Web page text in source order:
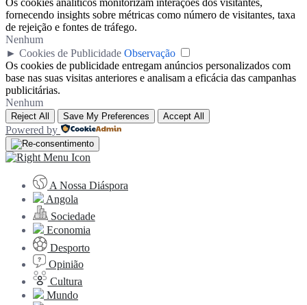
Os cookies analíticos monitorizam interações dos visitantes,
fornecendo insights sobre métricas como número de visitantes, taxa
de rejeição e fontes de tráfego.
Nenhum
► Cookies de Publicidade Observação
Os cookies de publicidade entregam anúncios personalizados com
base nas suas visitas anteriores e analisam a eficácia das campanhas
publicitárias.
Nenhum
Reject All Save My Preferences Accept All
Powered by
A Nossa Diáspora
Angola
Sociedade
Economia
Desporto
Opinião
Cultura
Mundo